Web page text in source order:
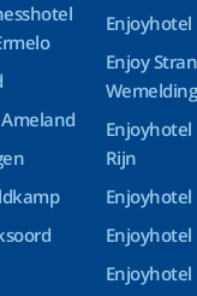
Enjoyhotel
Enjoy
Rijn
Enjoyhotel
Enjoyhotel